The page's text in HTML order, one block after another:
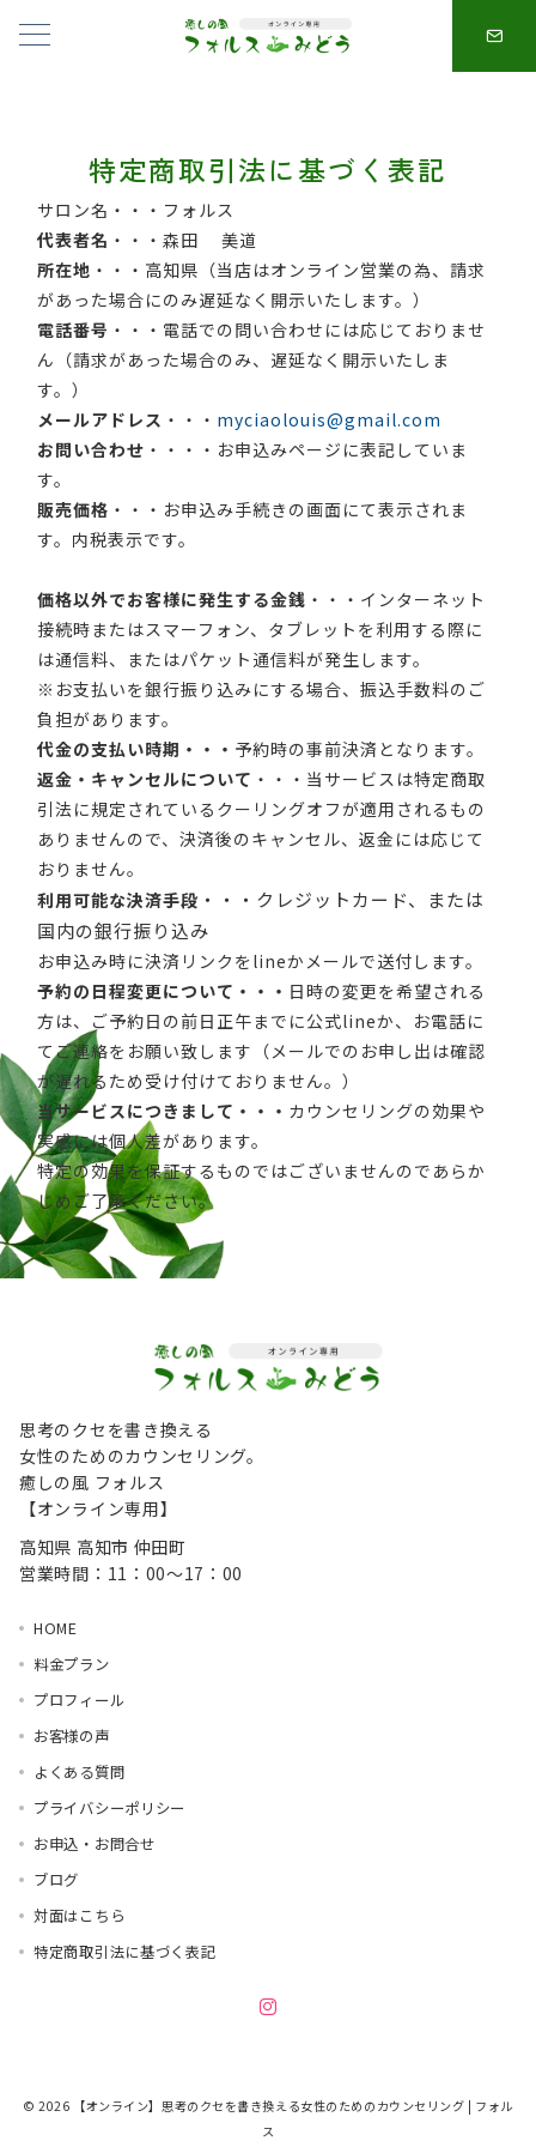
特定商取引法に基づく表記
サロン名・・・フォルス
代表者名 ・・・森田 美道
所在地 ・・・高知県（当店はオンライン営業の為、請求
があった場合にのみ遅延なく開示いたします。）
電話番号 ・・・電話での問い合わせには応じておりませ
ん（請求があった場合のみ、遅延なく開示いたしま
す。）
メールアドレス ・・・ myciaolouis@gmail.com
お問い合わせ ・・・・お申込みページに表記していま
す。
販売価格 ・・・お申込み手続きの画面にて表示されま
す。内税表示です。
価格以外でお客様に発生する金銭 ・・・インターネット
接続時またはスマーフォン、タブレットを利用する際に
は通信料、またはパケット通信料が発生します。
※お支払いを銀行振り込みにする場合、振込手数料のご
負担があります。
代金の支払い時期・・・ 予約時の事前決済となります。
返金・キャンセルについて ・・・当サービスは特定商取
引法に規定されているクーリングオフが適用されるもの
ありませんので、決済後のキャンセル、返金には応じて
おりません。
利用可能な決済手段 ・・・クレジットカード、または
国内の銀行振り込み
お申込み時に決済リンクをlineかメールで送付します。
予約の日程変更について・・・ 日時の変更を希望される
方は、ご予約日の前日正午までに公式lineか、お電話に
てご連絡をお願い致します（メールでのお申し出は確認
が遅れるため受け付けておりません。）
当サービスにつきまして・・・ カウンセリングの効果や
実感には個人差があります。
特定の効果を保証するものではございませんのであらか
じめご了承ください。
思考のクセを書き換える
女性のためのカウンセリング。
癒しの風 フォルス
【オンライン専用】
高知県 高知市 仲田町
営業時間：11：00～17：00
HOME
料金プラン
プロフィール
お客様の声
よくある質問
プライバシーポリシー
お申込・お問合せ
ブログ
対面はこちら
特定商取引法に基づく表記
© 2026
【オンライン】思考のクセを書き換える女性のためのカウンセリング | フォル
ス